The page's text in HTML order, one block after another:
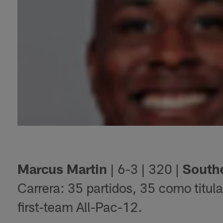
Marcus Martin | 6-3 | 320 |
Carrera: 35 partidos, 35 como
first-team All-Pac-12.